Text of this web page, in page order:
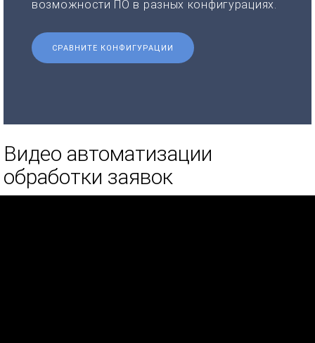
возможности ПО в разных конфигурациях.
СРАВНИТЕ КОНФИГУРАЦИИ
Видео автоматизации
обработки заявок